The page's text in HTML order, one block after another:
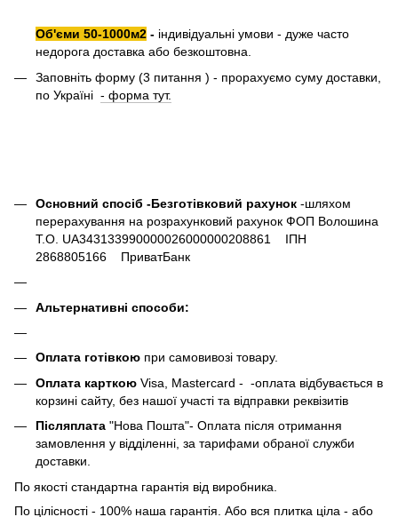
Об'єми 50-1000м2 - індивідуальні умови - дуже часто
недорога доставка або безкоштовна.
Заповніть форму (3 питання ) - прорахуємо суму доставки,
по Україні - форма тут.
Основний спосіб -Безготівковий рахунок -шляхом
перерахування на розрахунковий рахунок ФОП Волошина
Т.О. UA343133990000026000000208861 ІПН
2868805166 ПриватБанк
Альтернативні способи:
Оплата готівкою при самовивозі товару.
Оплата карткою Visa, Mastercard - -оплата відбувається в
корзині сайту, без нашої участі та відправки реквізитів
Післяплата "Нова Пошта"- Оплата після отримання
замовлення у відділенні, за тарифами обраної служби
доставки.
По якості стандартна гарантія від виробника.
По цілісності - 100% наша гарантія. Або вся плитка ціла - або